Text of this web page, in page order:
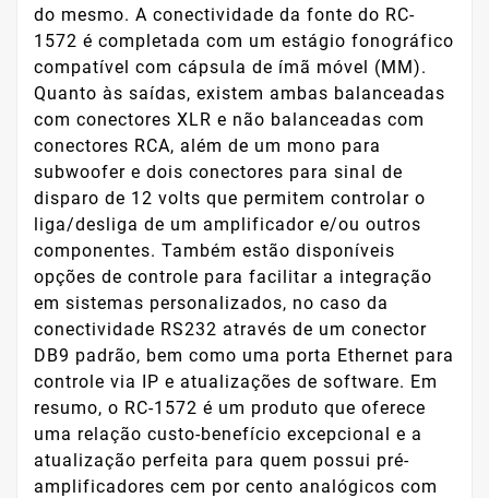
do mesmo. A conectividade da fonte do RC-
1572 é completada com um estágio fonográfico
compatível com cápsula de ímã móvel (MM).
Quanto às saídas, existem ambas balanceadas
com conectores XLR e não balanceadas com
conectores RCA, além de um mono para
subwoofer e dois conectores para sinal de
disparo de 12 volts que permitem controlar o
liga/desliga de um amplificador e/ou outros
componentes. Também estão disponíveis
opções de controle para facilitar a integração
em sistemas personalizados, no caso da
conectividade RS232 através de um conector
DB9 padrão, bem como uma porta Ethernet para
controle via IP e atualizações de software. Em
resumo, o RC-1572 é um produto que oferece
uma relação custo-benefício excepcional e a
atualização perfeita para quem possui pré-
amplificadores cem por cento analógicos com